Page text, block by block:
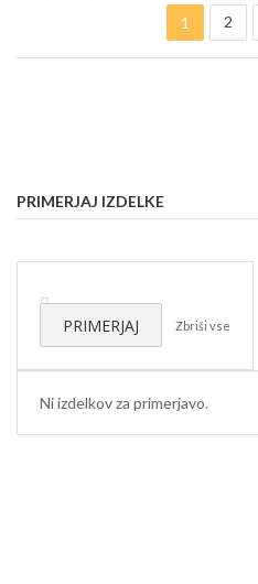
Trenutno
1 2
PRIMERJAJ IZDELKE
Odstrani
izdelek
PRIMERJAJ Zbriši vse
Ni izdelkov za primerjavo.